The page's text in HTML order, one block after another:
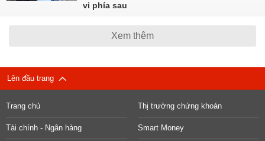
vi phía sau
Xem thêm
Lên đầu trang
Trang chủ Thị trường chứng khoán
Tài chính - Ngân hàng Smart Money